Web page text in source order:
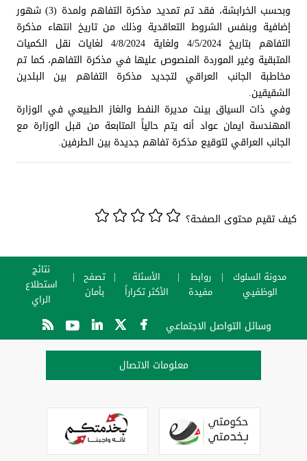
وبحسب الخرابشة، فقد تم تمديد مذكرة التفاهم ولمدة (3) شهور
إضافية وبنفس الشروط التعاقدية وذلك من تاريخ انتهاء مذكرة
التفاهم بتاريخ 4/5/2024 ولغاية 4/8/2024 لغايات نقل الكميات
المتبقية وغير الموردة المنصوص عليها في مذكرة التفاهم، كما تم
مخاطبة الجانب العراقي لتجديد مذكرة التفاهم بين البلدين
الشقيقين.
وفي ذات السياق بينت مديرة النفط والغاز الطبيعي في الوزارة
المهندسة ايمان عواد أنه يتم حالياً المتابعة من قبل الوزارة مع
الجانب العراقي لتوقيع مذكرة تفاهم جديدة بين الطرفين.
كيف تقيم محتوى الصفحة؟
مدونة السلوك
الوظفيي
روابط
مفيدة
الأسئلة
الأكثر تكراراً
تصفح
بأمان
نتائج
استطلاع
الراي
وسائل التواصل الاجتماعي
معلومات الاتصال